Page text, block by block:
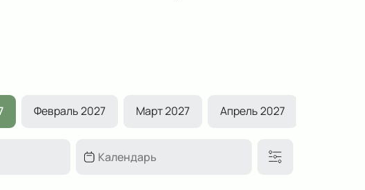
Февраль 2027 Март 2027 Апрель 2027